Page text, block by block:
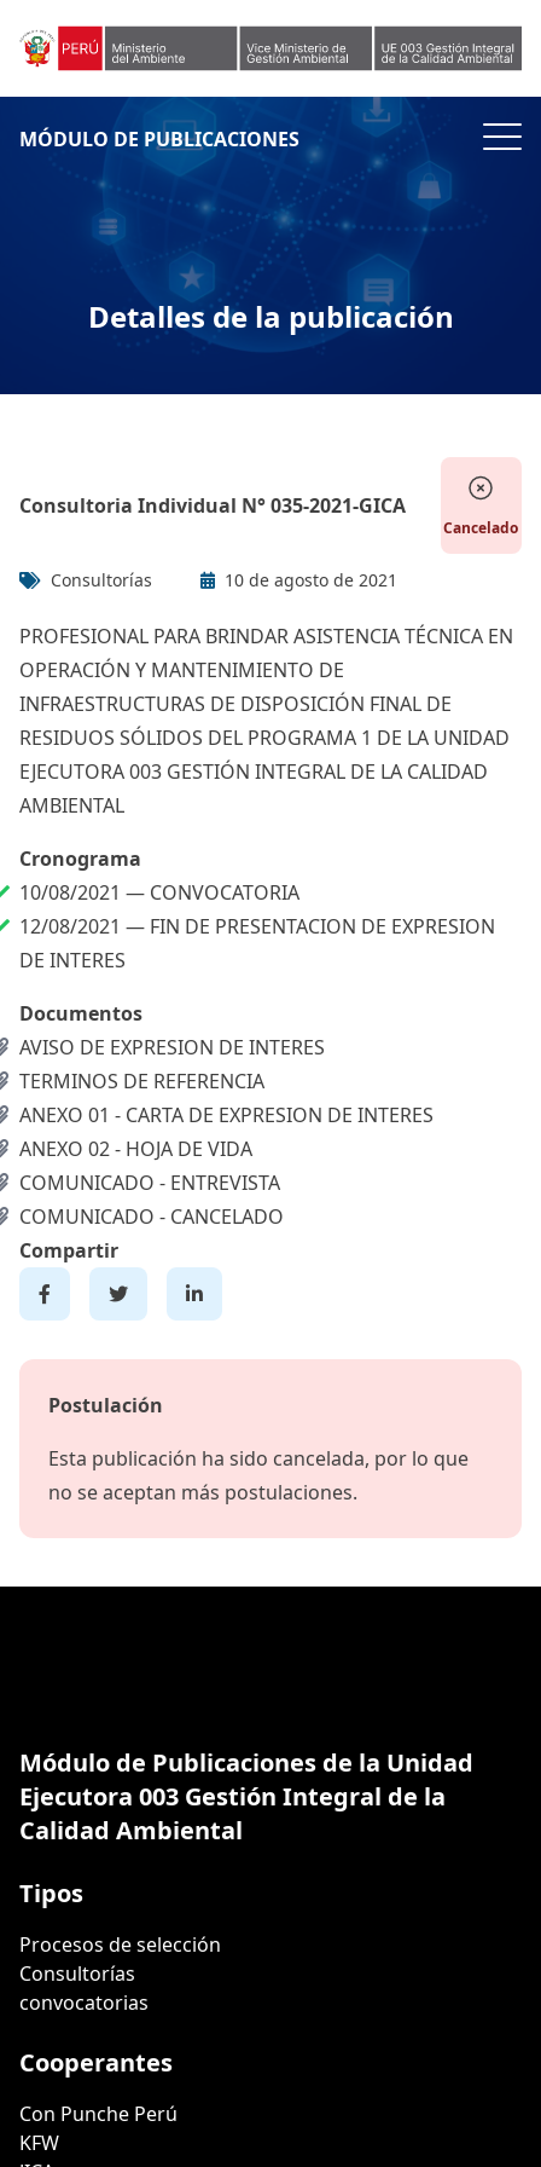
MÓDULO DE PUBLICACIONES
Detalles de la publicación
Consultoria Individual N° 035-2021-GICA
Cancelado
Consultorías 10 de agosto de 2021
PROFESIONAL PARA BRINDAR ASISTENCIA TÉCNICA EN
OPERACIÓN Y MANTENIMIENTO DE
INFRAESTRUCTURAS DE DISPOSICIÓN FINAL DE
RESIDUOS SÓLIDOS DEL PROGRAMA 1 DE LA UNIDAD
EJECUTORA 003 GESTIÓN INTEGRAL DE LA CALIDAD
AMBIENTAL
Cronograma
10/08/2021 — CONVOCATORIA
12/08/2021 — FIN DE PRESENTACION DE EXPRESION
DE INTERES
Documentos
AVISO DE EXPRESION DE INTERES
TERMINOS DE REFERENCIA
ANEXO 01 - CARTA DE EXPRESION DE INTERES
ANEXO 02 - HOJA DE VIDA
COMUNICADO - ENTREVISTA
COMUNICADO - CANCELADO
Compartir
Postulación
Esta publicación ha sido cancelada, por lo que
no se aceptan más postulaciones.
Módulo de Publicaciones de la Unidad
Ejecutora 003 Gestión Integral de la
Calidad Ambiental
Tipos
Procesos de selección
Consultorías
convocatorias
Cooperantes
Con Punche Perú
KFW